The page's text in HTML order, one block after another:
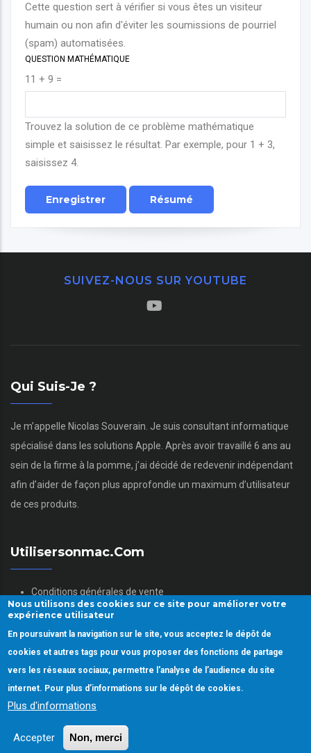
Cette question sert à vérifier si vous êtes un visiteur
humain ou non afin d'éviter les soumissions de pourriel
(spam) automatisées.
QUESTION MATHÉMATIQUE
11 + 9 =
Trouvez la solution de ce problème mathématique
simple et saisissez le résultat. Par exemple, pour 1 + 3,
saisissez 4.
SUIVEZ-NOUS SUR YOUTUBE
Qui Suis-Je ?
Je m’appelle Nicolas Souverain. Je suis consultant informatique
spécialisé dans les solutions Apple. Après avoir travaillé 6 ans au
sein de la firme à la pomme, j’ai décidé de redevenir indépendant
afin d’aider de façon plus approfondie un maximum d’utilisateur
de ces produits.
Utilisersonmac.com
Conditions générales de vente
Mentions légales
Politique des données personnelles
Gestion des Cookies
Copyright © 2022.Utiliser son mac.
Nous utilisons des cookies sur ce site pour améliorer votre
expérience utilisateur
En poursuivant la navigation sur le site, vous acceptez le dépôt de
cookies et autres tags pour vous proposer des fonctions de partage
vers les réseaux sociaux, permettre l'analyse de l’audience du site
internet. Pour plus d’informations sur le dépôt de cookies.
Plus d'informations
Accepter Non, merci